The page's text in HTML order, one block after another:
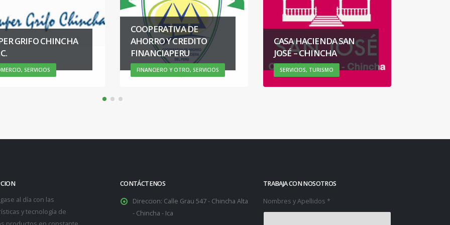
GRIFO CHINCHA
SERVICIOS
COOPERATIVA DE
AHORRO Y CREDITO
FINANCIAPERU
FINANCIERO Y OTRO, SERVICIOS
CASA HACIENDA SAN
JOSÉ – CHINCHA
SERVICIOS, TURISMO
al día con las
y tecnología de
CONTÁCTENOS
Direccion: Calle Grau 547 - Chincha Alta
- Chincha - Ica
TRABAJA CON NOSOTROS
Nombres y Apellidos *